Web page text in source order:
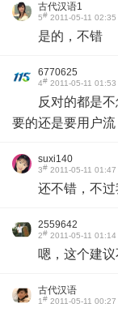
古代汉语1
5# 2011-05-11 02:35
是的，不错
6770625
4# 2011-05-11 01:53
反对的都是
要的还是要用户流
suxi140
3# 2011-05-11 01:47
还不错，不
2559642
2# 2011-05-11 01:14
嗯，这个建
古代汉语
1# 2011-05-11 00:27